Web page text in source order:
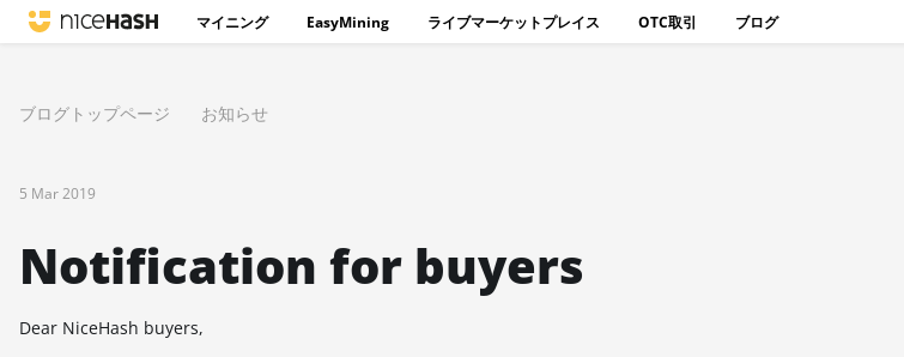
マイニング EasyMining ライブマーケットプレイス OTC取引 ブログ
ブログトップページ お知らせ
5 Mar 2019
Notification for buyers
Dear NiceHash buyers,